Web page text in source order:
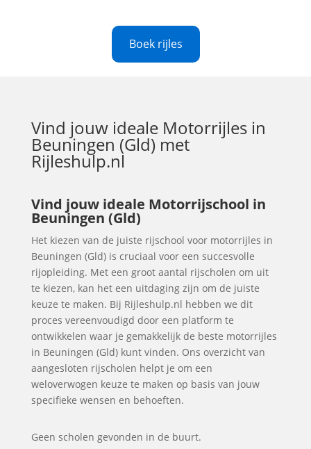
Boek rijles
Vind jouw ideale Motorrijles in
Beuningen (Gld) met
Rijleshulp.nl
Vind jouw ideale Motorrijschool in
Beuningen (Gld)
Het kiezen van de juiste rijschool voor motorrijles in
Beuningen (Gld) is cruciaal voor een succesvolle
rijopleiding. Met een groot aantal rijscholen om uit
te kiezen, kan het een uitdaging zijn om de juiste
keuze te maken. Bij Rijleshulp.nl hebben we dit
proces vereenvoudigd door een platform te
ontwikkelen waar je gemakkelijk de beste motorrijles
in Beuningen (Gld) kunt vinden. Ons overzicht van
aangesloten rijscholen helpt je om een
weloverwogen keuze te maken op basis van jouw
specifieke wensen en behoeften.
Geen scholen gevonden in de buurt.